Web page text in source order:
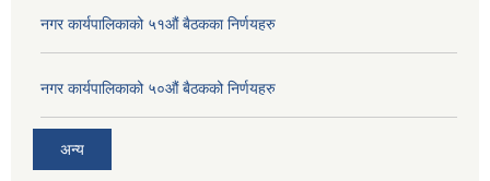
नगर कार्यपालिकाको ५१औं बैठकका निर्णयहरु
नगर कार्यपालिकाको ५०औं बैठकको निर्णयहरु
अन्य